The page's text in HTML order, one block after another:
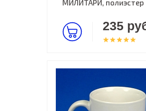
МИЛИТАРИ, полиэстер
235